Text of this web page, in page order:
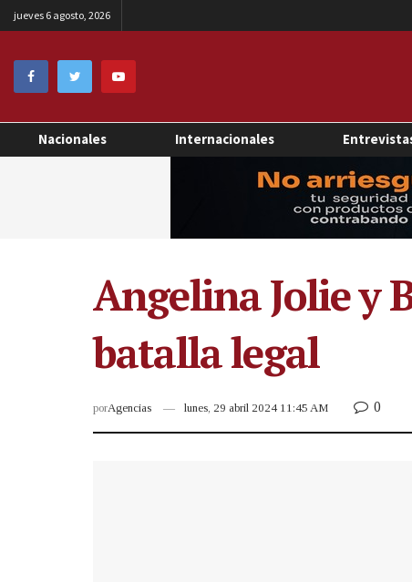
jueves 6 agosto, 2026
Nacionales Internacionales
Angelina Jolie y
batalla legal
porAgencias lunes, 29 abril 2024 11:45 AM 0